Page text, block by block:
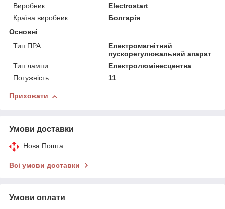
Виробник
Electrostart
Країна виробник
Болгарія
Основні
Тип ПРА
Електромагнітний
пускорегулювальний апарат
Тип лампи
Електролюмінесцентна
Потужність
11
Приховати
Умови доставки
Нова Пошта
Всі умови доставки
Умови оплати